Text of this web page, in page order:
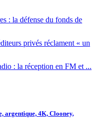
: la défense du fonds de
privés réclament « un
: la réception en FM et ...
argentique, 4K, Clooney,